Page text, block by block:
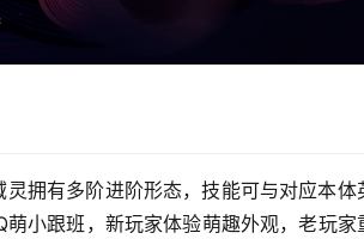
拥有多阶进阶形态，技能可与对应本体
小跟班，新玩家体验萌趣外观，老玩家